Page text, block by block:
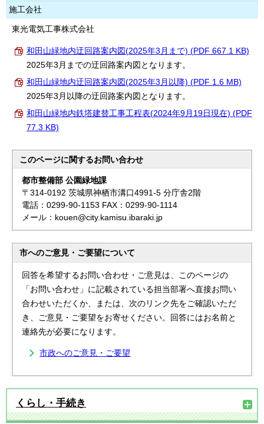
施工会社
東光電気工事株式会社
和田山緑地内迂回路案内図(2025年3月まで) (PDF 667.1 KB)
2025年3月までの迂回路案内図となります。
和田山緑地内迂回路案内図(2025年3月以降) (PDF 1.6 MB)
2025年3月以降の迂回路案内図となります。
和田山緑地内鉄塔建替工事工程表(2024年9月19日現在) (PDF
77.3 KB)
このページに関するお問い合わせ
都市整備部 公園緑地課
〒314-0192 茨城県神栖市溝口4991-5 分庁舎2階
電話：0299-90-1153 FAX：0299-90-1114
メール：kouen@city.kamisu.ibaraki.jp
市へのご意見・ご要望について
回答を希望するお問い合わせ・ご意見は、このページの
「お問い合わせ」に記載されている担当部署へ直接お問い
合わせいただくか、または、次のリンク先をご確認いただ
き、ご意見・ご要望をお寄せください。回答にはお名前と
連絡先が必要になります。
市政へのご意見・ご要望
くらし・手続き